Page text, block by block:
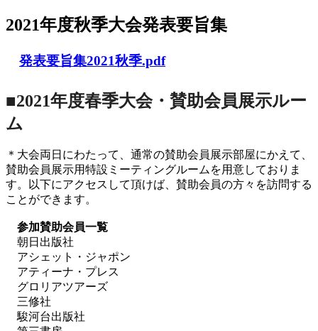
2021年度秋季大会発表要旨集
発表要旨集2021秋季.pdf
■2021年度春季大会・賛助会員展示ルー
ム
＊大会両日にわたって、通常の賛助会員展示部屋にかえて、
賛助会員展示用特設ミーティングルームを用意しておりま
す。以下にアクセスして頂けば、賛助会員の方々を訪問する
ことができます。
参加賛助会員一覧
朝日出版社
アシェット・ジャポン
アティーナ・プレス
グロリアツアーズ
三修社
駿河台出版社